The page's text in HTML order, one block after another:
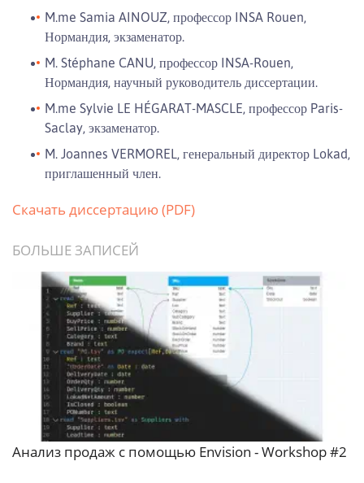
M.me Samia AINOUZ, профессор INSA Rouen,
Нормандия, экзаменатор.
M. Stéphane CANU, профессор INSA-Rouen,
Нормандия, научный руководитель диссертации.
M.me Sylvie LE HÉGARAT-MASCLE, профессор Paris-
Saclay, экзаменатор.
M. Joannes VERMOREL, генеральный директор Lokad,
приглашенный член.
Скачать диссертацию (PDF)
БОЛЬШЕ ЗАПИСЕЙ
Анализ продаж с помощью Envision - Workshop #2